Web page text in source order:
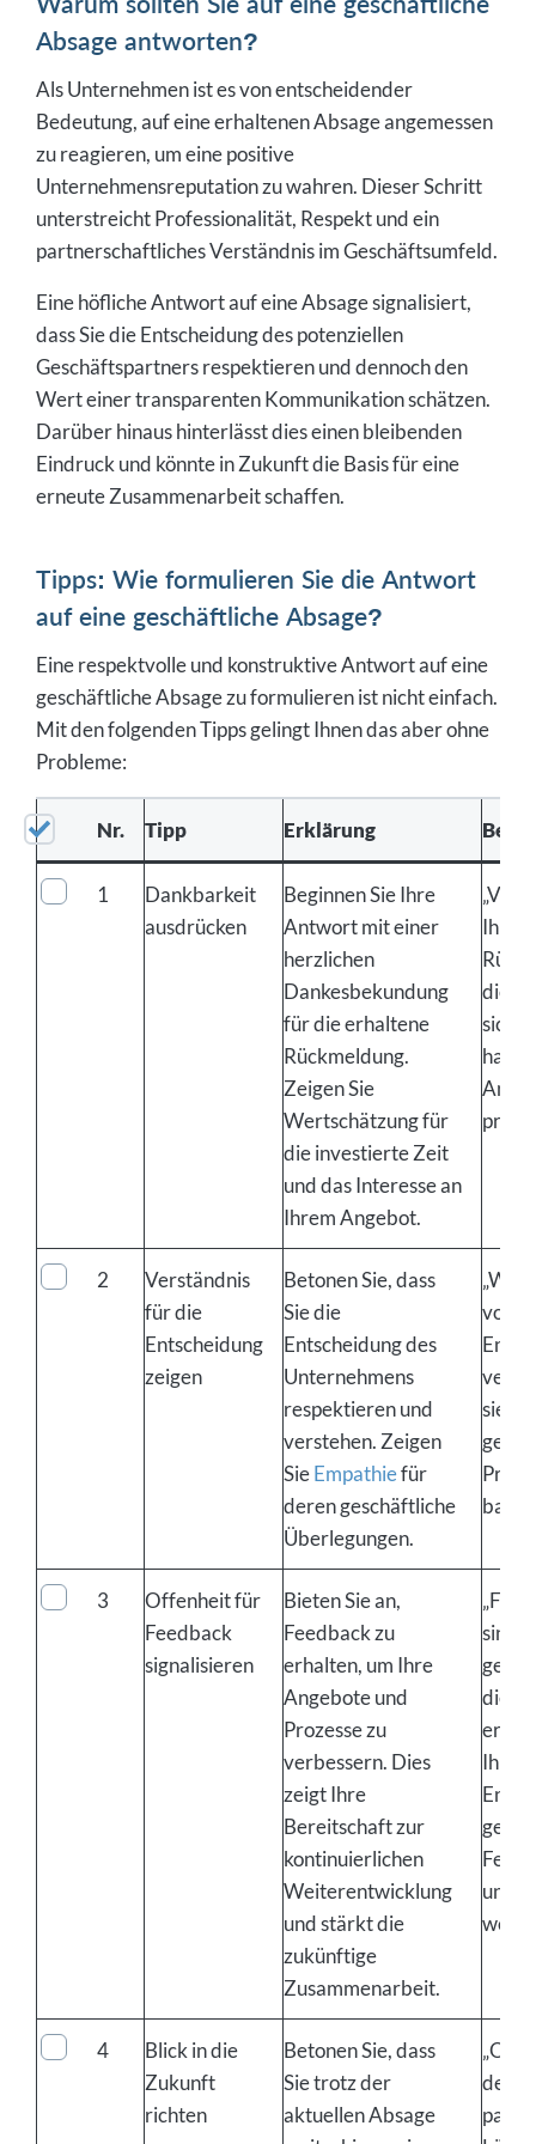
Absage antworten?
Als Unternehmen ist es von entscheidender
Bedeutung, auf eine erhaltenen Absage angemessen
zu reagieren, um eine positive
Unternehmensreputation zu wahren. Dieser Schritt
unterstreicht Professionalität, Respekt und ein
partnerschaftliches Verständnis im Geschäftsumfeld.
Eine höfliche Antwort auf eine Absage signalisiert,
dass Sie die Entscheidung des potenziellen
Geschäftspartners respektieren und dennoch den
Wert einer transparenten Kommunikation schätzen.
Darüber hinaus hinterlässt dies einen bleibenden
Eindruck und könnte in Zukunft die Basis für eine
erneute Zusammenarbeit schaffen.
Tipps: Wie formulieren Sie die Antwort
auf eine geschäftliche Absage?
Eine respektvolle und konstruktive Antwort auf eine
geschäftliche Absage zu formulieren ist nicht einfach.
Mit den folgenden Tipps gelingt Ihnen das aber ohne
Probleme:
Nr. Tipp Erklärung
1
Dankbarkeit
ausdrücken
Beginnen Sie Ihre
Antwort mit einer
herzlichen
Dankesbekundung
für die erhaltene
Rückmeldung.
Zeigen Sie
Wertschätzung für
die investierte Zeit
und das Interesse an
Ihrem Angebot.
Ihre
die
sich
2
Verständnis
für die
Entscheidung
zeigen
Betonen Sie, dass
Sie die
Entscheidung des
Unternehmens
respektieren und
verstehen. Zeigen
SieEmpathiefür
deren geschäftliche
Überlegungen.
„Wir
sie
3
Offenheit für
Feedback
signalisieren
Bieten Sie an,
Feedback zu
erhalten, um Ihre
Angebote und
Prozesse zu
verbessern. Dies
zeigt Ihre
Bereitschaft zur
kontinuierlichen
Weiterentwicklung
und stärkt die
zukünftige
Zusammenarbeit.
sind,
die
Ihrer
uns
4
Blick in die
Zukunft
richten
Betonen Sie, dass
Sie trotz der
aktuellen Absage